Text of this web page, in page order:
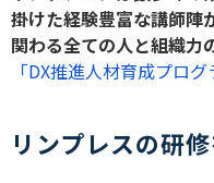
掛けた経験豊富な講師陣
関わる全ての人と組織力
「DX推進人材育成プロ
リンプレスの研